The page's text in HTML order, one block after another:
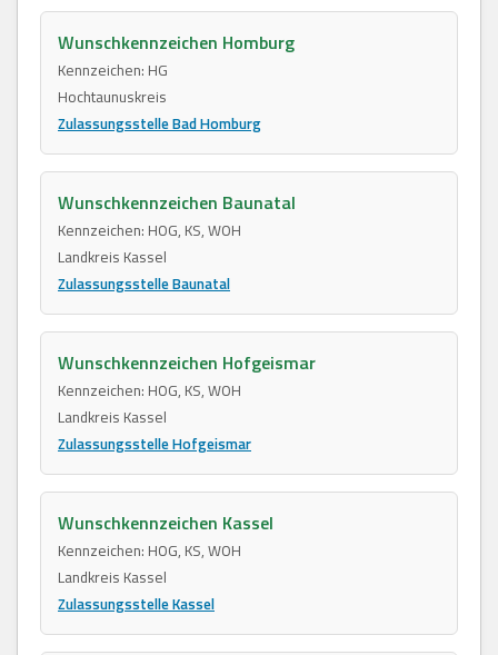
Wunschkennzeichen Homburg
Kennzeichen: HG
Hochtaunuskreis
Zulassungsstelle Bad Homburg
Wunschkennzeichen Baunatal
Kennzeichen: HOG, KS, WOH
Landkreis Kassel
Zulassungsstelle Baunatal
Wunschkennzeichen Hofgeismar
Kennzeichen: HOG, KS, WOH
Landkreis Kassel
Zulassungsstelle Hofgeismar
Wunschkennzeichen Kassel
Kennzeichen: HOG, KS, WOH
Landkreis Kassel
Zulassungsstelle Kassel